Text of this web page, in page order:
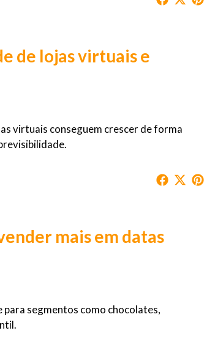
de lojas virtuais e
virtuais conseguem crescer de forma
mais em datas
segmentos como chocolates,